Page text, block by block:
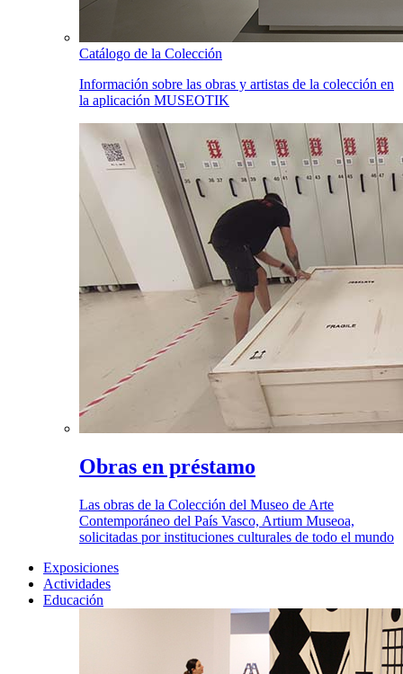
Catálogo de la Colección
Información sobre las obras y artistas de la colección en
la aplicación MUSEOTIK
Obras en préstamo
Las obras de la Colección del Museo de Arte
Contemporáneo del País Vasco, Artium Museoa,
solicitadas por instituciones culturales de todo el mundo
Exposiciones
Actividades
Educación